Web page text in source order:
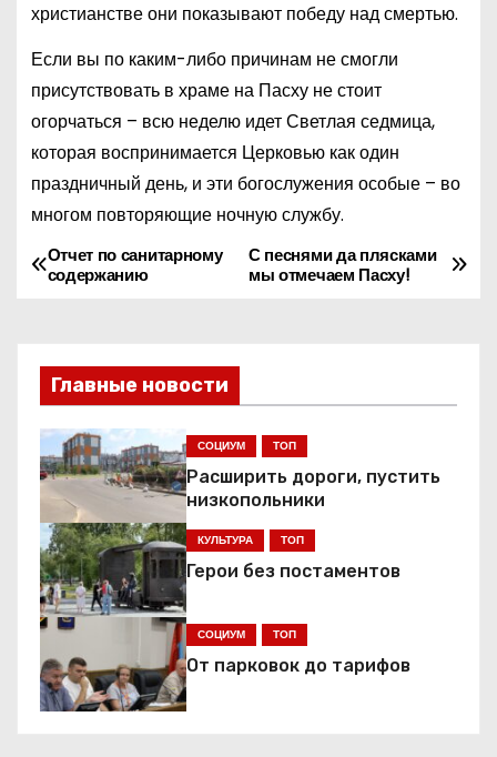
христианстве они показывают победу над смертью.
Если вы по каким-либо причинам не смогли
присутствовать в храме на Пасху не стоит
огорчаться – всю неделю идет Светлая седмица,
которая воспринимается Церковью как один
праздничный день, и эти богослужения особые – во
многом повторяющие ночную службу.
Н
в
и
г
а
ц
и
я
п
С песнями да плясками
мы отмечаем Пасху!
Отчет по санитарному
содержанию
Главные новости
СОЦИУМ ТОП
Расширить дороги, пустить
низкопольники
КУЛЬТУРА ТОП
Герои без постаментов
СОЦИУМ ТОП
От парковок до тарифов